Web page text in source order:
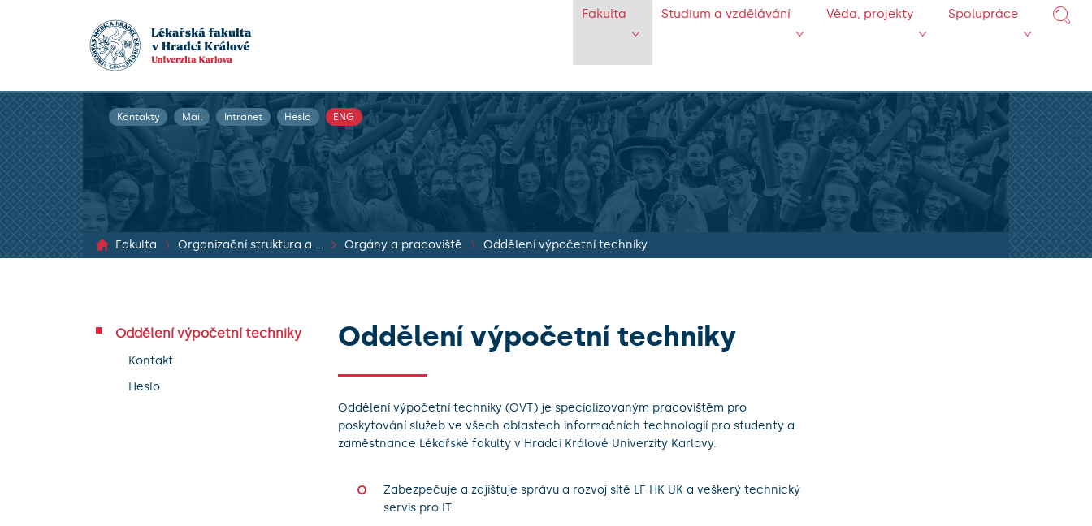
Fakulta Studium a vzdělávání Věda, projekty Spolupráce
Kontakty Mail Intranet Heslo ENG
Fakulta Organizační struktura a dokumenty Orgány a pracoviště Oddělení výpočetní techniky
Oddělení výpočetní techniky
Kontakt
Heslo
Oddělení výpočetní techniky
Oddělení výpočetní techniky (OVT) je specializovaným pracovištěm pro
poskytování služeb ve všech oblastech informačních technologií pro studenty a
zaměstnance Lékařské fakulty v Hradci Králové Univerzity Karlovy.
Zabezpečuje a zajišťuje správu a rozvoj sítě LF HK UK a veškerý technický
servis pro IT.